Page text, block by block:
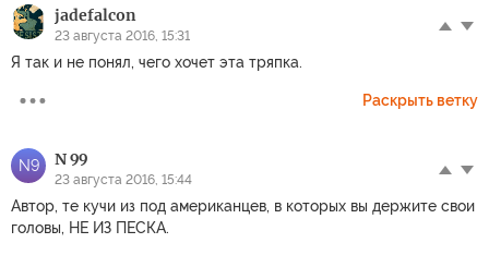
jadefalcon
23 августа 2016, 15:31
Я так и не понял, чего хочет эта тряпка.
Раскрыть ветку
N9 N 99
23 августа 2016, 15:44
Автор, те кучи из под американцев, в которых вы держите свои
головы, НЕ ИЗ ПЕСКА.